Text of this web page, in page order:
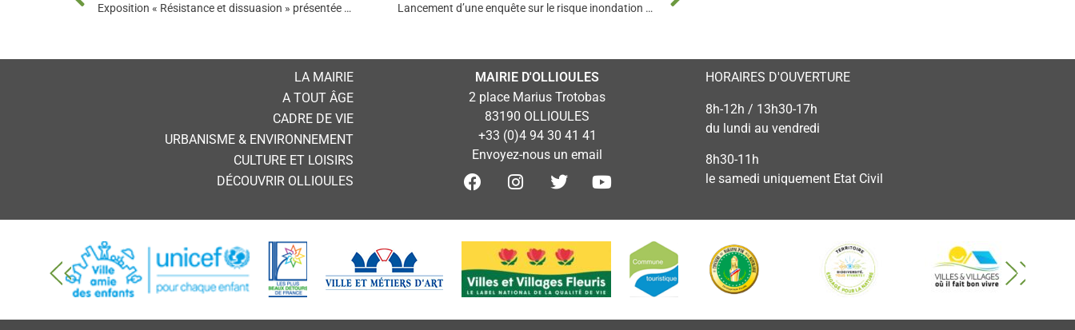
Exposition « Résistance et dissuasion » présentée par l’ANACR, comité d’Ollioules du 21 au 28 mai 2022, Espace Pierre Puget Lancement d’une enquête sur le risque inondation par la Métropole TPM
LA MAIRIE
A TOUT ÂGE
CADRE DE VIE
URBANISME & ENVIRONNEMENT
CULTURE ET LOISIRS
DÉCOUVRIR OLLIOULES
MAIRIE D'OLLIOULES
2 place Marius Trotobas
83190 OLLIOULES
+33 (0)4 94 30 41 41
Envoyez-nous un email
HORAIRES D'OUVERTURE
8h-12h / 13h30-17h
du lundi au vendredi
8h30-11h
le samedi uniquement Etat Civil